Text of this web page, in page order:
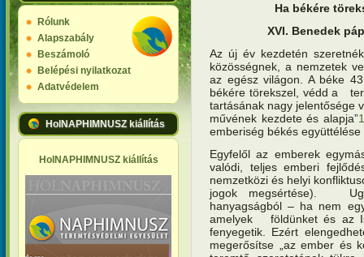
Rólunk
Alapszabály
Beszámoló
Belépési nyilatkozat
Adatvédelem
HolNAPHIMNUSZ kiállítás
HolNAPHIMNUSZ kiállítás
Ha békére
XVI. Benedek
Az új év kezdetén
közösségnek, a nemzetek
az egész világon. A béke
békére törekszel, védd a
tartásának nagy jelentősége
művének kezdete és alapja”1
emberiség békés
Egyfelől az emberek
valódi, teljes emberi
nemzetközi és helyi
jogok megsértése).
hanyagságból – ha nem
amelyek földünket és az
fenyegetik. Ezért
megerősítse „az ember és